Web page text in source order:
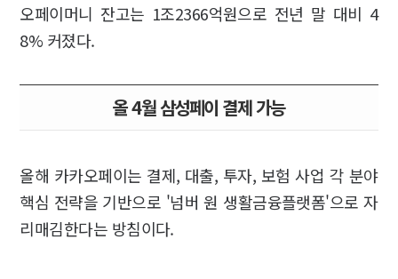
오페이머니 잔고는 1조2366억원으로 전년 말 대비 4
8% 커졌다.
올 4월 삼성페이 결제 가능
올해 카카오페이는 결제, 대출, 투자, 보험 사업 각 분야
핵심 전략을 기반으로 '넘버 원 생활금융플랫폼'으로 자
리매김한다는 방침이다.